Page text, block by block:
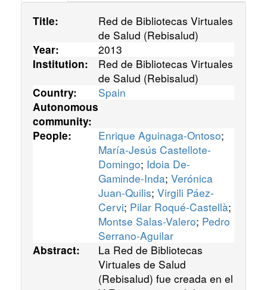
Title:
Red de Bibliotecas Virtuales
de Salud (Rebisalud)
Year: 2013
Institution:
Red de Bibliotecas Virtuales
de Salud (Rebisalud)
Country: Spain
Autonomous
community:
People:
Enrique Aguinaga-Ontoso;
María-Jesús Castellote-
Domingo; Idoia De-
Gaminde-Inda; Verónica
Juan-Quilis; Virgili Páez-
Cervi; Pilar Roqué-Castellà;
Montse Salas-Valero; Pedro
Serrano-Aguilar
Abstract:
La Red de Bibliotecas
Virtuales de Salud
(Rebisalud) fue creada en el